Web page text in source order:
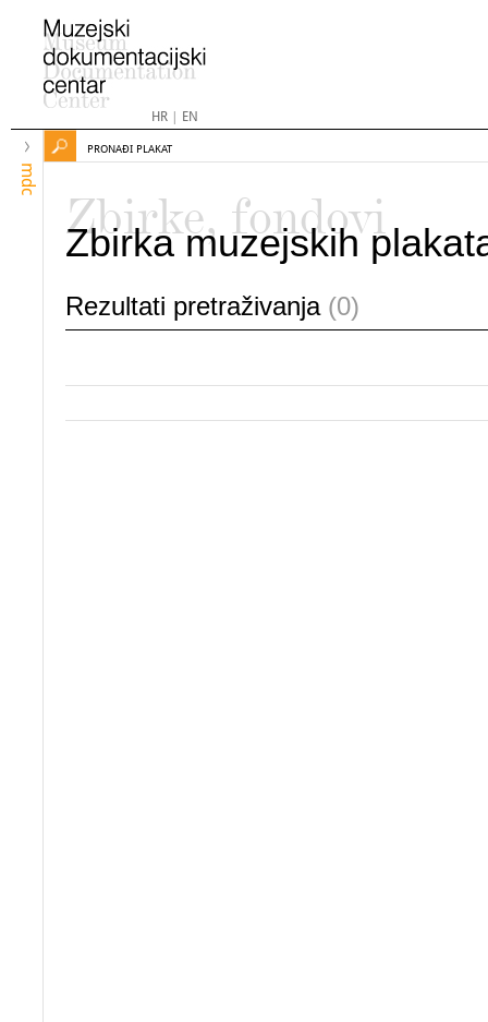
HR| EN
mdc
PRONAĐI PLAKAT
Zbirke, fondovi
Zbirka muzejskih
Rezultati pretraživanja (0)